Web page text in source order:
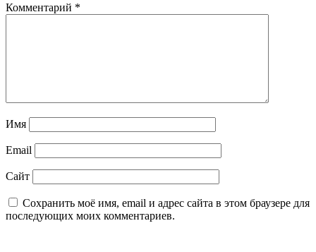
Комментарий *
Имя
Email
Сайт
Сохранить моё имя, email и адрес сайта в этом браузере для
последующих моих комментариев.